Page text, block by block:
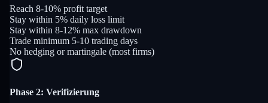
Reach 8-10% profit target
Stay within 5% daily loss limit
Stay within 8-12% max drawdown
Trade minimum 5-10 trading days
No hedging or martingale (most firms)
Phase 2: Verifizierung